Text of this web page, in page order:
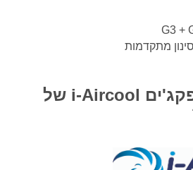
G3 +
מתקדמות
i-Aircool של